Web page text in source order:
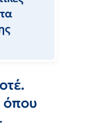
όπου